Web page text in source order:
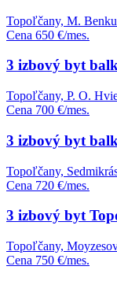
Topoľčany, M. Benku
Cena 650 €/mes.
3 izbový byt
Topoľčany, P. O.
Cena 700 €/mes.
3 izbový byt
Topoľčany,
Cena 720 €/mes.
3 izbový byt
Topoľčany,
Cena 750 €/mes.